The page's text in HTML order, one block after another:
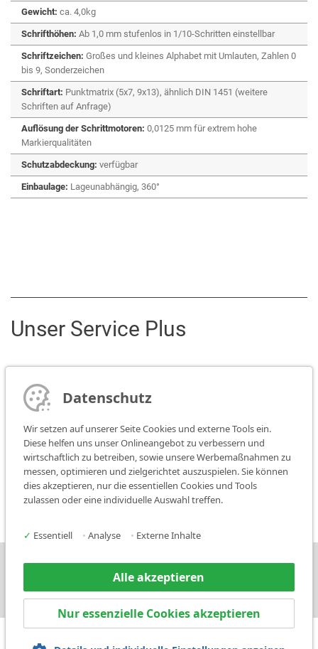
Gewicht: ca. 4,0kg
Schrifthöhen: Ab 1,0 mm stufenlos in 1/10-Schritten einstellbar
Schriftzeichen: Großes und kleines Alphabet mit Umlauten, Zahlen 0
bis 9, Sonderzeichen
Schriftart: Punktmatrix (5x7, 9x13), ähnlich DIN 1451 (weitere
Schriften auf Anfrage)
Auflösung der Schrittmotoren: 0,0125 mm für extrem hohe
Markierqualitäten
Schutzabdeckung: verfügbar
Einbaulage: Lageunabhängig, 360°
Unser Service Plus
Vertriebskontakt
Medien
Presse Kontakt
Datenschutz
Wir setzen auf unserer Seite Cookies und externe Tools ein.
Diese helfen uns unser Onlineangebot zu verbessern und
wirtschaftlich zu betreiben, sowie unsere Werbemaßnahmen zu
messen, optimieren und zielgerichtet auszuspielen. Sie können
dies akzeptieren, nur die essentiellen Cookies und Tools
zulassen oder eine individuelle Auswahl treffen.
✓ Essentiell • Analyse • Externe Inhalte
Alle akzeptieren
Nur essenzielle Cookies akzeptieren